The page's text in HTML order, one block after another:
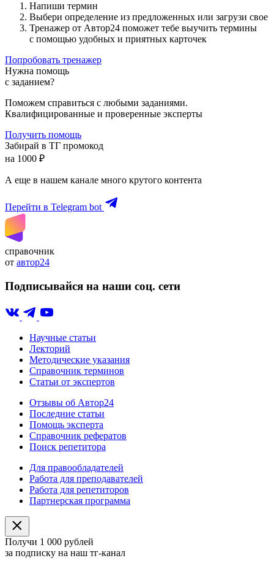
Напиши термин
Выбери определение из предложенных или загрузи свое
Тренажер от Автор24 поможет тебе выучить термины
с помощью удобных и приятных карточек
Попробовать тренажер
Нужна помощь
с заданием?
Поможем справиться с любыми заданиями.
Квалифицированные и проверенные эксперты
Получить помощь
Забирай в ТГ промокод
на 1000 ₽
А еще в нашем канале много крутого контента
Перейти в Telegram bot
справочник
от автор24
Подписывайся на наши соц. сети
Научные статьи
Лекторий
Методические указания
Справочник терминов
Статьи от экспертов
Отзывы об Автор24
Последние статьи
Помощь эксперта
Справочник рефератов
Поиск репетитора
Для правообладателей
Работа для преподавателей
Работа для репетиторов
Партнерская программа
Получи 1 000 рублей
за подписку на наш тг-канал